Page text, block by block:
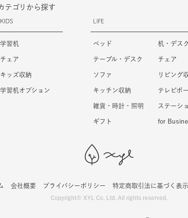
テゴリから探す
KIDS
学習机
チェア
キッズ収納
学習机オプション
LIFE
ベッド 机・デスク
テーブル・デスク チェア
ソファ リビング
キッチン収納 テレビボ
雑貨・時計・照明 ステーシ
ギフト for
会社概要 プライバシーポリシー 特定商取引法に基づく表示
Copyright© XYL Co. Ltd. All rights reserved.